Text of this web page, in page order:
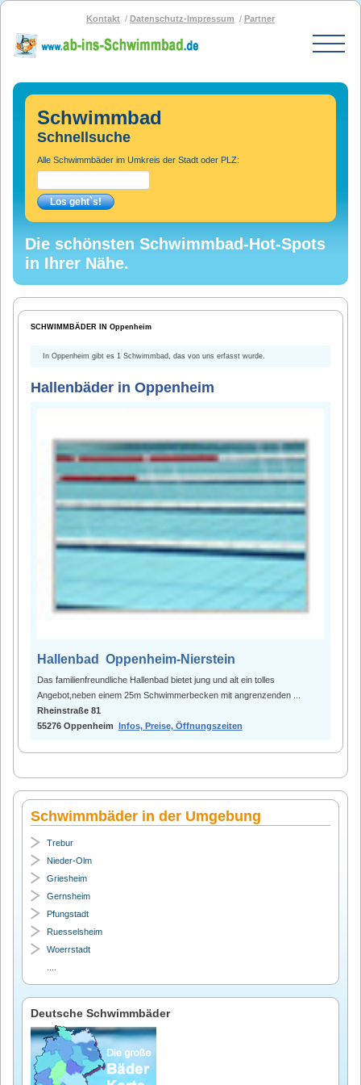
Kontakt Datenschutz-Impressum Partner
Start
Schwimmbad-Karte
Bäder nach PLZ
Bäder nach Stadt
SOS-Schwimmbad
Blog
Bad melden
Schwimmbad
Schnellsuche
Alle Schwimmbäder im Umkreis der Stadt oder PLZ:
Die schönsten Schwimmbad-Hot-Spots
in Ihrer Nähe.
SCHWIMMBÄDER IN Oppenheim
In Oppenheim gibt es 1 Schwimmbad, das von uns erfasst wurde.
Hallenbäder in Oppenheim
Hallenbad Oppenheim-Nierstein
Das familienfreundliche Hallenbad bietet jung und alt ein tolles
Angebot,neben einem 25m Schwimmerbecken mit angrenzenden ...
Rheinstraße 81
55276 Oppenheim
Infos, Preise, Öffnungszeiten
Schwimmbäder in der Umgebung
Trebur
Nieder-Olm
Griesheim
Gernsheim
Pfungstadt
Ruesselsheim
Woerrstadt
Deutsche Schwimmbäder